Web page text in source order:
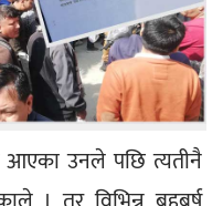
आएका उनले पछि त्यतीनै